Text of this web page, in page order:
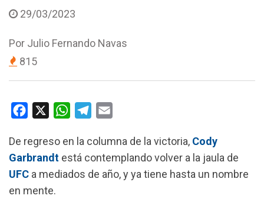
29/03/2023
Por Julio Fernando Navas
815
c
e
b
o
W
a
t
s
l
e
g
a
i
l
De regreso en la columna de la victoria, Cody
Garbrandt está contemplando volver a la jaula de
UFC a mediados de año, y ya tiene hasta un nombre
en mente.